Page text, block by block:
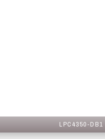
LPC4350-